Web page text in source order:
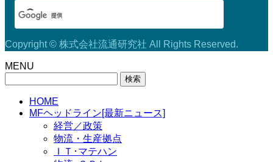
Copyright © 株式会社流通研究社 All Rights Reserved.
MENU
HOME
MFヘッドライン[最新ニュース]
経営／政策
物流・生産拠点
ＩＴ･マテハン